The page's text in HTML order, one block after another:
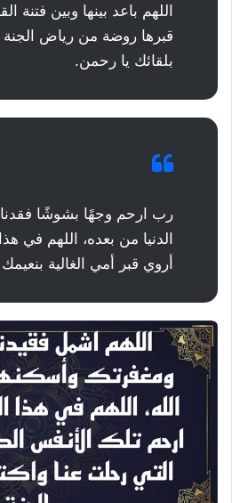
اللهم باعد بينها وبين فتنة
قبرها روضة من رياض الجنة
بلقائك يا رحمن.
رب ارحم وجهًا بشوشًا
الدنيا من بعده، اللهم في
أروي قبر أمي الغالية